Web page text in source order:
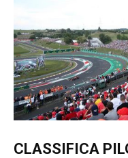
CLASSIFICA